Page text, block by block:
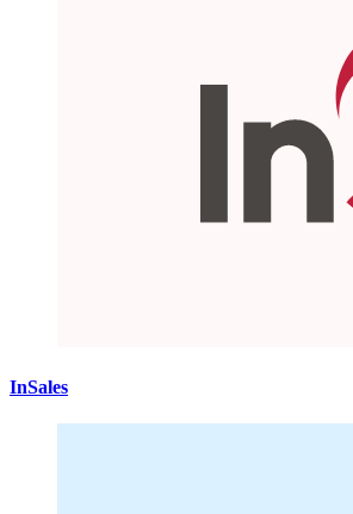
InSales